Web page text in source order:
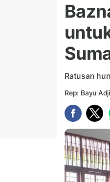
Ratusan
Rep: Bayu